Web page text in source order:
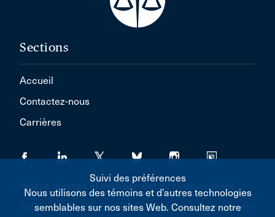
Sections
Accueil
Contactez-nous
Carrières
Règles d'usage et dégagement de responsabilité
Politique concernant les renseignements personnels
Suivi des préférences
Nous utilisons des témoins et d’autres technologies
semblables sur nos sites Web. Consultez notre